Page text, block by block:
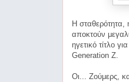
Η σταθερότητα,
αποκτούν
ηγετικό τίτλο
Generation Z.
Οι... Ζούμερς,